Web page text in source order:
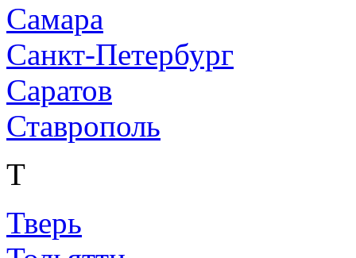
Самара
Санкт-Петербург
Саратов
Ставрополь
Т
Тверь